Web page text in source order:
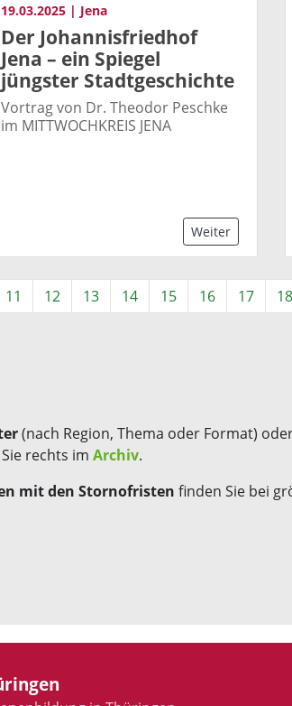
19.03.2025 | Jena
Der Johannisfriedhof
Jena – ein Spiegel
jüngster Stadtgeschichte
Vortrag von Dr. Theodor Peschke
im MITTWOCHKREIS JENA
Weiter
11 12 13 14 15 16 17 18
(nach Region, Thema oder Format)
rechts im Archiv.
mit den Stornofristen finden Sie bei